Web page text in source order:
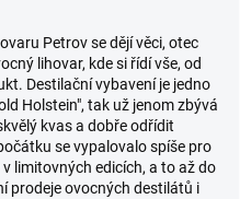
Petrov se dějí věci, otec
lihovar, kde si řídí vše, od
Destilační vybavení je jedno
Holstein", tak už jenom zbývá
kvas a dobře odřídit
se vypalovalo spíše pro
limitovných edicích, a to až do
prodeje ovocných destilátů i